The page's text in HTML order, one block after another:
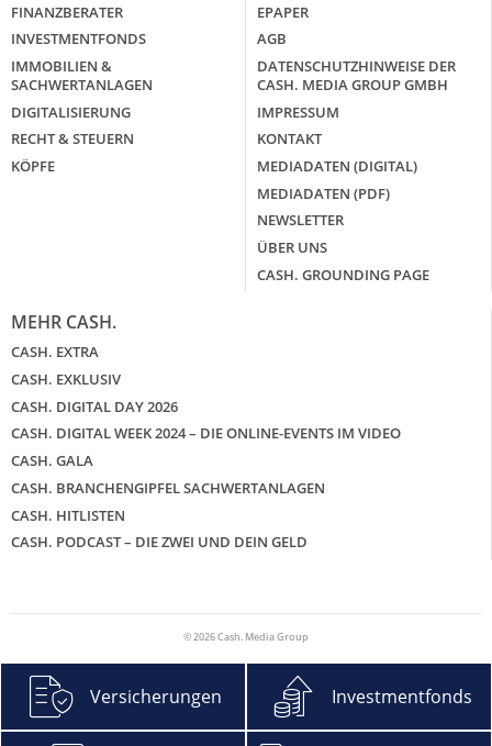
FINANZBERATER
INVESTMENTFONDS
IMMOBILIEN &
SACHWERTANLAGEN
DIGITALISIERUNG
RECHT & STEUERN
KÖPFE
EPAPER
AGB
DATENSCHUTZHINWEISE DER
CASH. MEDIA GROUP GMBH
IMPRESSUM
KONTAKT
MEDIADATEN (DIGITAL)
MEDIADATEN (PDF)
NEWSLETTER
ÜBER UNS
CASH. GROUNDING PAGE
MEHR CASH.
CASH. EXTRA
CASH. EXKLUSIV
CASH. DIGITAL DAY 2026
CASH. DIGITAL WEEK 2024 – DIE ONLINE-EVENTS IM VIDEO
CASH. GALA
CASH. BRANCHENGIPFEL SACHWERTANLAGEN
CASH. HITLISTEN
CASH. PODCAST – DIE ZWEI UND DEIN GELD
© 2026 Cash. Media Group
Versicherungen Investmentfonds